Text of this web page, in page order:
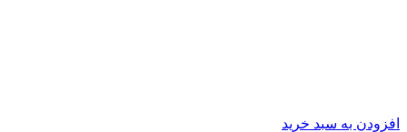
افزودن به سبد خرید